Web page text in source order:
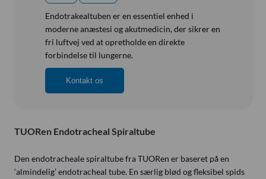
Endotrakealtuben er en essentiel enhed i
moderne anæstesi og akutmedicin, der sikrer en
fri luftvej ved at opretholde en direkte
forbindelse til lungerne.
Kontakt os
TUORen Endotracheal Spiraltube
Den endotracheale spiraltube fra TUORen er baseret på en
‘almindelig’ endotracheal tube. En særlig blød og fleksibel spids